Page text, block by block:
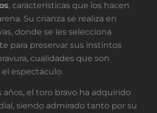
, características que los hacen
Su crianza se realiza en
donde se les selecciona
para preservar sus instintos
cualidades que son
el espectáculo.
años, el toro bravo ha adquirido
siendo admirado tanto por su